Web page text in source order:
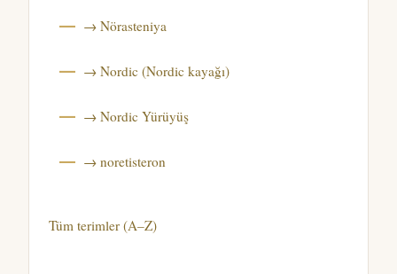
→ Nörasteniya
→ Nordic (Nordic kayağı)
→ Nordic Yürüyüş
→ noretisteron
Tüm terimler (A–Z)